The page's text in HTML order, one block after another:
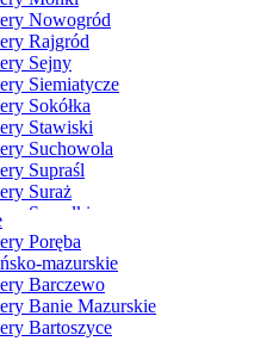
Nowogród
Rajgród
Sejny
Siemiatycze
Sokółka
Stawiski
Suchowola
Supraśl
Suraż
Suwałki
Szczuczyn
Szepietowo
Tykocin
Wasilków
Wysokie Mazowieckie
Poręba
mazurskie
Barczewo
Banie Mazurskie
Bartoszyce